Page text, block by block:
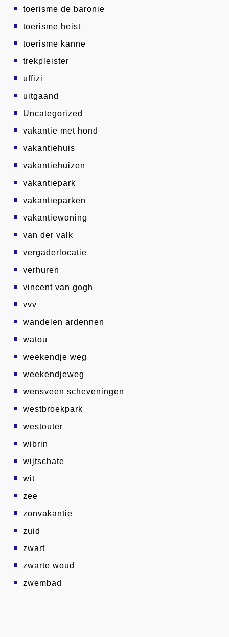
toerisme de baronie
toerisme heist
toerisme kanne
trekpleister
uffizi
uitgaand
Uncategorized
vakantie met hond
vakantiehuis
vakantiehuizen
vakantiepark
vakantieparken
vakantiewoning
van der valk
vergaderlocatie
verhuren
vincent van gogh
vvv
wandelen ardennen
watou
weekendje weg
weekendjeweg
wensveen scheveningen
westbroekpark
westouter
wibrin
wijtschate
wit
zee
zonvakantie
zuid
zwart
zwarte woud
zwembad